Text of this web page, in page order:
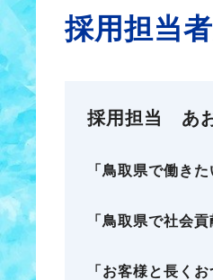
採用担当
採用担当 あ
「鳥取県で働きた
「鳥取県で社会貢
「お客様と長く